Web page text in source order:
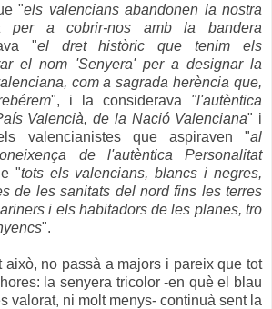
"els valencians abandonen la nostra
per a cobrir-nos amb la bandera
"el dret històric que tenim els
el nom 'Senyera' per a designar la
com a sagrada herència que,
", i la considerava "l'autèntica
Valencià, de la Nació Valenciana" i
valencianistes que aspiraven "al
de l'autèntica Personalitat
"tots els valencians, blancs i negres,
de les sanitats del nord fins les terres
i els habitadors de les planes, tro
".
això, no passà a majors i pareix que tot
la senyera tricolor -en què el blau
valorat, ni molt menys- continuà sent la